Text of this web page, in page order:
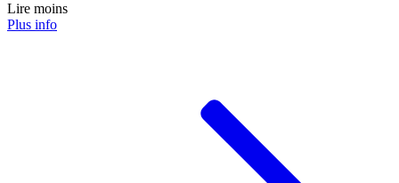
Lire moins
Plus info